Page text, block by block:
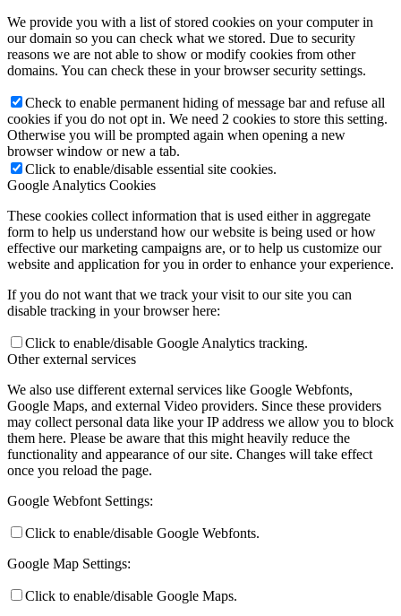
We provide you with a list of stored cookies on your computer in
our domain so you can check what we stored. Due to security
reasons we are not able to show or modify cookies from other
domains. You can check these in your browser security settings.
Check to enable permanent hiding of message bar and refuse all
cookies if you do not opt in. We need 2 cookies to store this setting.
Otherwise you will be prompted again when opening a new
browser window or new a tab.
Click to enable/disable essential site cookies.
Google Analytics Cookies
These cookies collect information that is used either in aggregate
form to help us understand how our website is being used or how
effective our marketing campaigns are, or to help us customize our
website and application for you in order to enhance your experience.
If you do not want that we track your visit to our site you can
disable tracking in your browser here:
Click to enable/disable Google Analytics tracking.
Other external services
We also use different external services like Google Webfonts,
Google Maps, and external Video providers. Since these providers
may collect personal data like your IP address we allow you to block
them here. Please be aware that this might heavily reduce the
functionality and appearance of our site. Changes will take effect
once you reload the page.
Google Webfont Settings:
Click to enable/disable Google Webfonts.
Google Map Settings:
Click to enable/disable Google Maps.